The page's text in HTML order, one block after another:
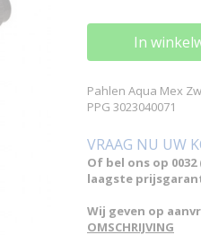
In
Pahlen Aqua Mex
PPG 3023040071
VRAAG NU UW
Of bel ons op 0032
laagste
Wij geven op
OMSCHRIJVING